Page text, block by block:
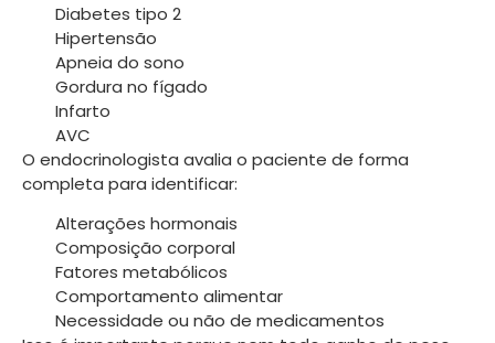
Diabetes tipo 2
Hipertensão
Apneia do sono
Gordura no fígado
Infarto
AVC
O endocrinologista avalia o paciente de forma
completa para identificar:
Alterações hormonais
Composição corporal
Fatores metabólicos
Comportamento alimentar
Necessidade ou não de medicamentos